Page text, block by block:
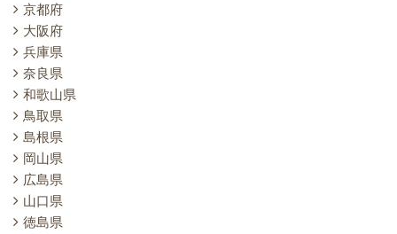
京都府
大阪府
兵庫県
奈良県
和歌山県
鳥取県
島根県
岡山県
広島県
山口県
徳島県